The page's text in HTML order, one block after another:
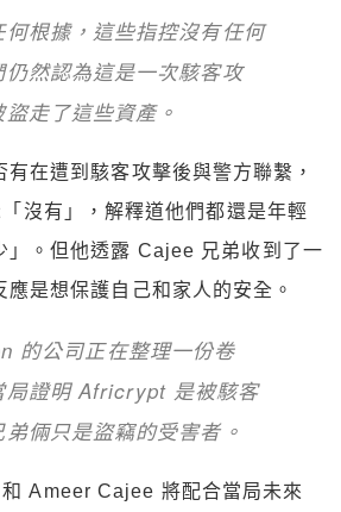
何根據，這些指控沒有任何
仍然認為這是一次駭客攻
走了這些資產。
在遭到駭客攻擊後與警方聯繫，
沒有」，解釋道他們都還是年輕
」。但他透露 Cajee 兄弟收到了一
是想保護自己和家人的安全。
的公司正在整理一份卷
局證明 Africrypt 是被駭客
倆只是盜竊的受害者。
Ameer Cajee 將配合當局未來